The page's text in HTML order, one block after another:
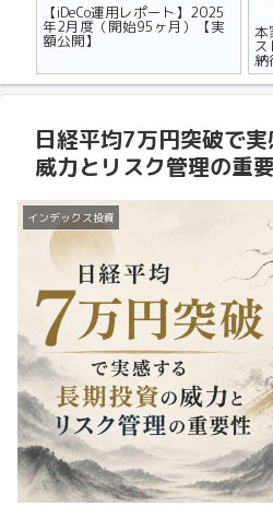
【iDeCo運用レポート】2025
年2月度（開始95ヶ月）【実
額公開】 本
ス
納
日経平均7万円突破で
威力とリスク管理の重
インデックス投資